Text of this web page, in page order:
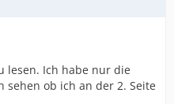
lesen. Ich habe nur die
sehen ob ich an der 2. Seite